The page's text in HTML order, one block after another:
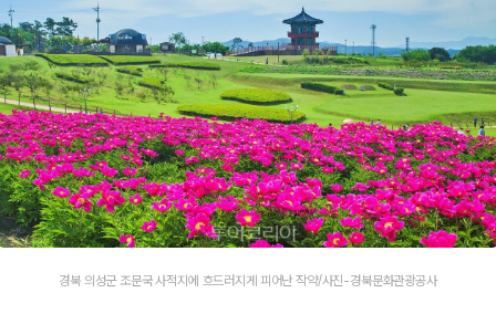
경북 의성군 조문국 사적지에 흐드러지게 피어난 작약/사진-경북문화관광공사